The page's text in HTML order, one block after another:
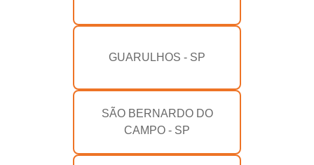
GUARULHOS - SP
SÃO BERNARDO DO
CAMPO - SP